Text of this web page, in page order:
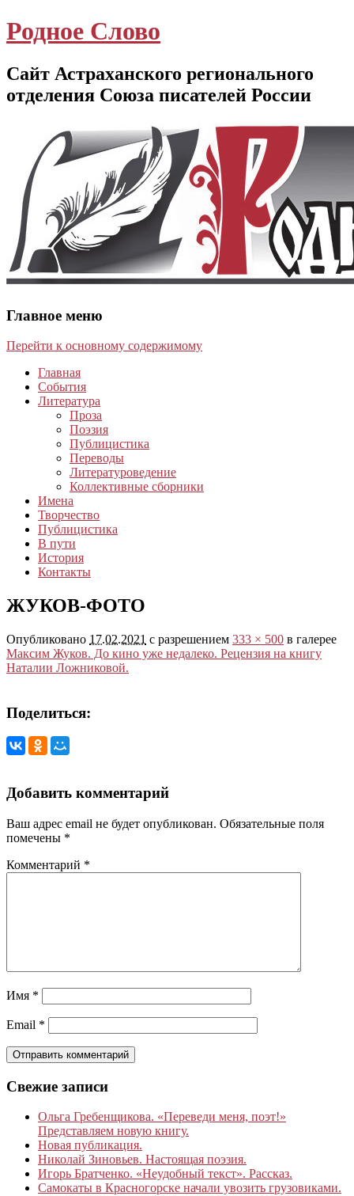
Родное Слово
Сайт Астраханского регионального
отделения Союза писателей России
Главное меню
Перейти к основному содержимому
Главная
События
Литература
Проза
Поэзия
Публицистика
Переводы
Литературоведение
Коллективные сборники
Имена
Творчество
Публицистика
В пути
История
Контакты
ЖУКОВ-ФОТО
Опубликовано 17.02.2021 с разрешением 333 × 500 в галерее
Максим Жуков. До кино уже недалеко. Рецензия на книгу
Наталии Ложниковой.
Поделиться:
Добавить комментарий
Ваш адрес email не будет опубликован. Обязательные поля
помечены *
Комментарий *
Имя *
Email *
Свежие записи
Ольга Гребенщикова. «Переведи меня, поэт!»
Представляем новую книгу.
Новая публикация.
Николай Зиновьев. Настоящая поэзия.
Игорь Братченко. «Неудобный текст». Рассказ.
Самокаты в Красногорске начали увозить грузовиками.